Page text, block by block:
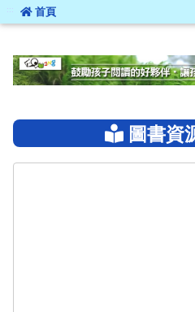
::: 首頁
圖書資